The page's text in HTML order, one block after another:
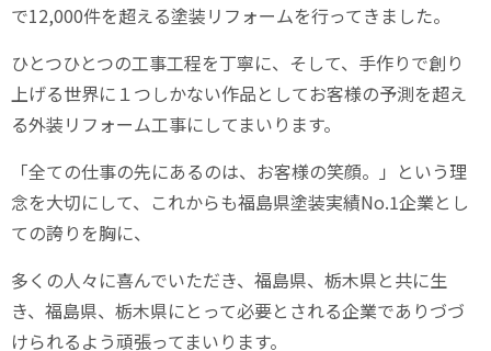
で12,000件を超える塗装リフォームを行ってきました。
ひとつひとつの工事工程を丁寧に、そして、手作りで創り
上げる世界に１つしかない作品としてお客様の予測を超え
る外装リフォーム工事にしてまいります。
「全ての仕事の先にあるのは、お客様の笑顔。」という理
念を大切にして、これからも福島県塗装実績No.1企業とし
ての誇りを胸に、
多くの人々に喜んでいただき、福島県、栃木県と共に生
き、福島県、栃木県にとって必要とされる企業でありづづ
けられるよう頑張ってまいります。